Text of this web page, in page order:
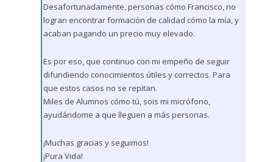
Desafortunadamente, personas cómo Francisco, no
logran encontrar formación de calidad cómo la mía, y
acaban pagando un precio muy elevado.
Es por eso, que continuo con mi empeño de seguir
difundiendo conocimientos útiles y correctos. Para
que estos casos no se repitan.
Miles de Alumnos cómo tú, sois mi micrófono,
ayudándome a que lleguen a más personas.
¡Muchas gracias y seguimos!
¡Pura Vida!